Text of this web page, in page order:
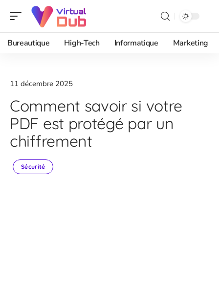
Bureautique High-Tech Informatique Marketing
11 décembre 2025
Comment savoir si votre
PDF est protégé par un
chiffrement
Sécurité